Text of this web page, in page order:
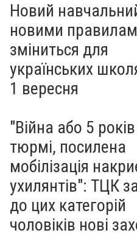
Новий
новими
зміниться для
українських
1 вересня
"Війна або 5
тюрмі, посилена
мобілізація
ухилянтів": ТЦК
до цих категорій
чоловіків нові